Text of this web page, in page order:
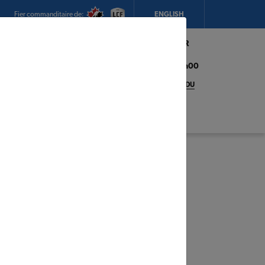
Fier commanditaire de: ENGLISH
Hickey's TIMBER
8h00 - 17h00
DÉTAILS DU